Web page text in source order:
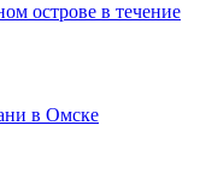
острове в течение
в Омске